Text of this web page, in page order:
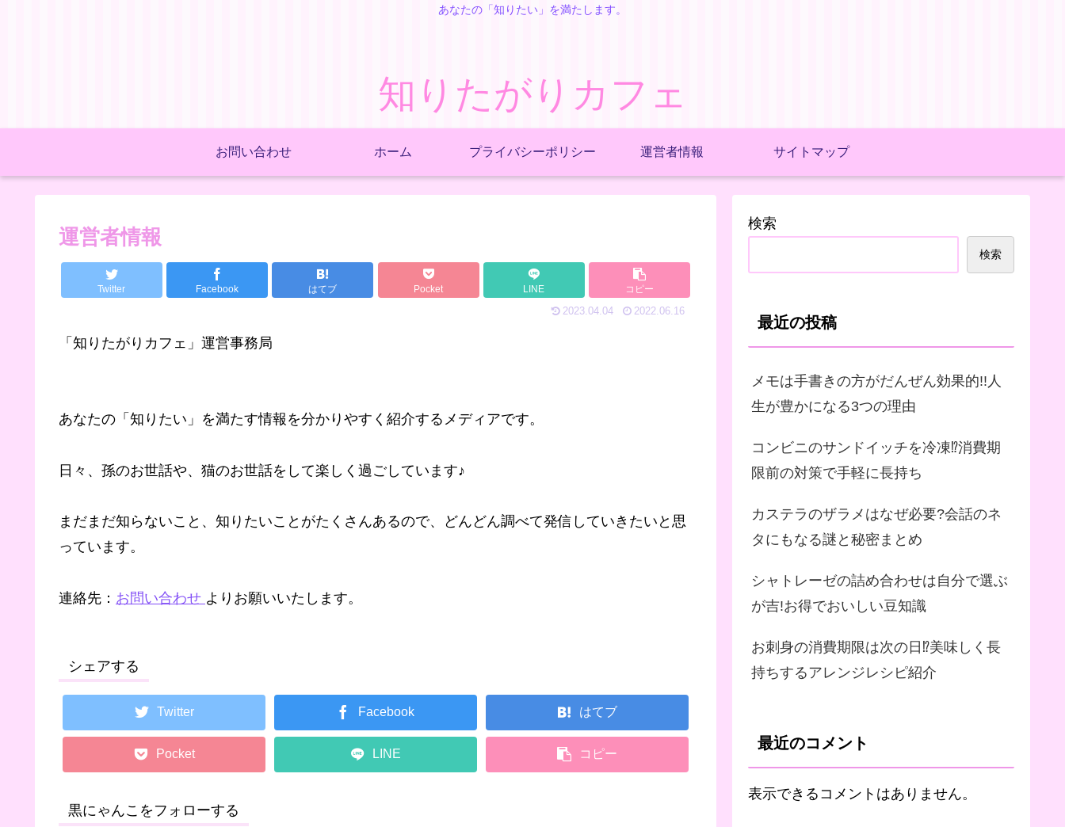
あなたの「知りたい」を満たします。
知りたがりカフェ
お問い合わせ ホーム プライバシーポリシー 運営者情報 サイトマップ
運営者情報
Twitter Facebook はてブ Pocket LINE コピー
2023.04.04 2022.06.16
「知りたがりカフェ」運営事務局
あなたの「知りたい」を満たす情報を分かりやすく紹介するメディアです。
日々、孫のお世話や、猫のお世話をして楽しく過ごしています♪
まだまだ知らないこと、知りたいことがたくさんあるので、どんどん調べて発信していきたいと思
っています。
連絡先： お問い合わせ よりお願いいたします。
シェアする
Twitter Facebook はてブ
Pocket LINE コピー
黒にゃんこをフォローする
検索
検索
最近の投稿
メモは手書きの方がだんぜん効果的!!人
生が豊かになる3つの理由
コンビニのサンドイッチを冷凍⁉︎消費期
限前の対策で手軽に長持ち
カステラのザラメはなぜ必要?会話のネ
タにもなる謎と秘密まとめ
シャトレーゼの詰め合わせは自分で選ぶ
が吉!お得でおいしい豆知識
お刺身の消費期限は次の日⁉︎美味しく長
持ちするアレンジレシピ紹介
最近のコメント
表示できるコメントはありません。